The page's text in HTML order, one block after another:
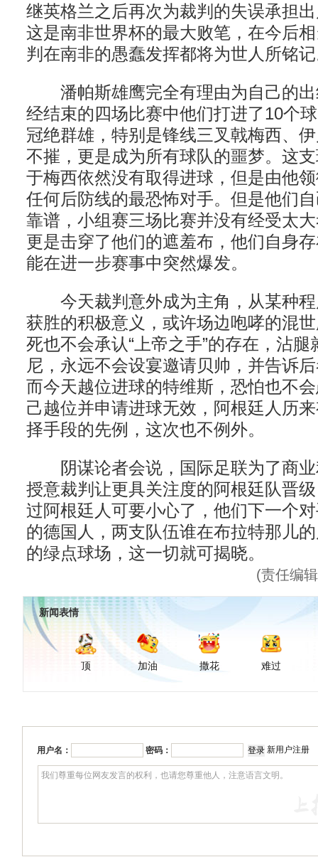
继英格兰之后再次为裁判的失误承担
这是南非世界杯的最大败笔，在今后
判在南非的愚蠢发挥都将为世人所铭
潘帕斯雄鹰完全有理由为自己的出
经结束的四场比赛中他们打进了10个
冠绝群雄，特别是锋线三叉戟梅西、
不摧，更是成为所有球队的噩梦。这
于梅西依然没有取得进球，但是由他
任何后防线的最恐怖对手。但是他们
靠谱，小组赛三场比赛并没有经受太
更是击穿了他们的遮羞布，他们自身
能在进一步赛事中突然爆发。
今天裁判意外成为主角，从某种程
获胜的积极意义，或许场边咆哮的混
死也不会承认“上帝之手”的存在，沾腿
尼，永远不会设宴邀请贝帅，并告诉
而今天越位进球的特维斯，恐怕也不
己越位并申请进球无效，阿根廷人历
择手段的先例，这次也不例外。
阴谋论者会说，国际足联为了商业
授意裁判让更具关注度的阿根廷队晋
过阿根廷人可要小心了，他们下一个
的德国人，两支队伍谁在布拉特那儿
的绿点球场，这一切就可揭晓。
(责任编
新闻表情
顶 加油 撒花 难过
用户名： 密码： 新用户注册